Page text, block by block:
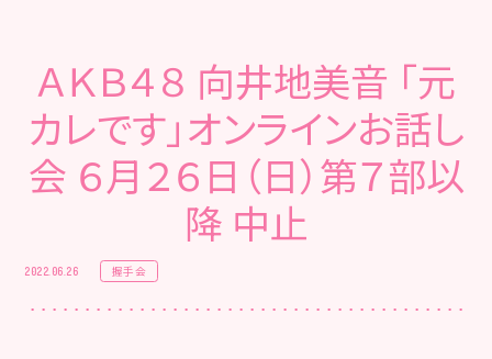
ＡＫＢ４８ 向井地美音 「元
カレです」オンラインお話し
会 ６月２６日（日）第７部以
降 中止
2022.06.26 握手会